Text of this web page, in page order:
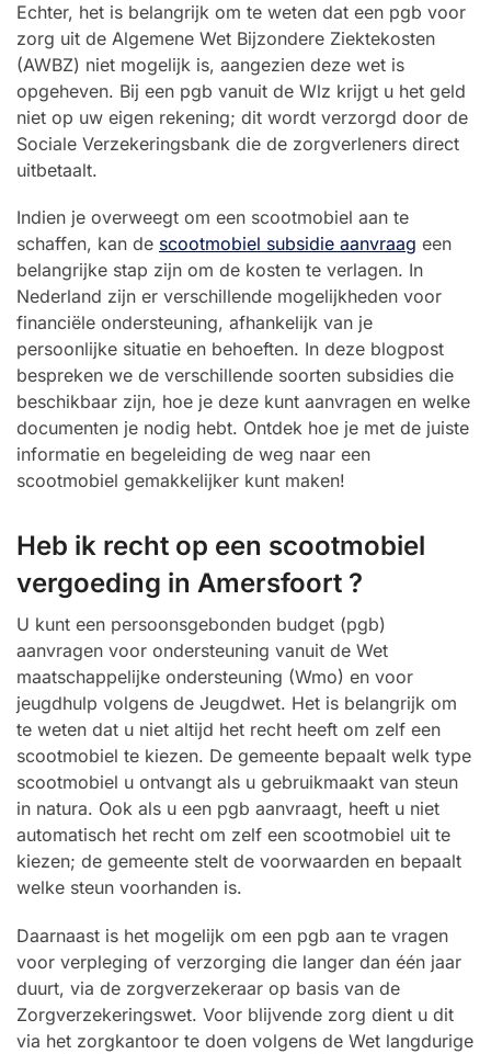
Echter, het is belangrijk om te weten dat een pgb voor
zorg uit de Algemene Wet Bijzondere Ziektekosten
(AWBZ) niet mogelijk is, aangezien deze wet is
opgeheven. Bij een pgb vanuit de Wlz krijgt u het geld
niet op uw eigen rekening; dit wordt verzorgd door de
Sociale Verzekeringsbank die de zorgverleners direct
uitbetaalt.
Indien je overweegt om een scootmobiel aan te
schaffen, kan de scootmobiel subsidie aanvraag een
belangrijke stap zijn om de kosten te verlagen. In
Nederland zijn er verschillende mogelijkheden voor
financiële ondersteuning, afhankelijk van je
persoonlijke situatie en behoeften. In deze blogpost
bespreken we de verschillende soorten subsidies die
beschikbaar zijn, hoe je deze kunt aanvragen en welke
documenten je nodig hebt. Ontdek hoe je met de juiste
informatie en begeleiding de weg naar een
scootmobiel gemakkelijker kunt maken!
Heb ik recht op een scootmobiel
vergoeding in Amersfoort ?
U kunt een persoonsgebonden budget (pgb)
aanvragen voor ondersteuning vanuit de Wet
maatschappelijke ondersteuning (Wmo) en voor
jeugdhulp volgens de Jeugdwet. Het is belangrijk om
te weten dat u niet altijd het recht heeft om zelf een
scootmobiel te kiezen. De gemeente bepaalt welk type
scootmobiel u ontvangt als u gebruikmaakt van steun
in natura. Ook als u een pgb aanvraagt, heeft u niet
automatisch het recht om zelf een scootmobiel uit te
kiezen; de gemeente stelt de voorwaarden en bepaalt
welke steun voorhanden is.
Daarnaast is het mogelijk om een pgb aan te vragen
voor verpleging of verzorging die langer dan één jaar
duurt, via de zorgverzekeraar op basis van de
Zorgverzekeringswet. Voor blijvende zorg dient u dit
via het zorgkantoor te doen volgens de Wet langdurige